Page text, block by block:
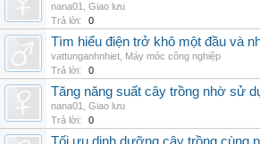
nana01
Giao lưu
Trả lời:
0
Tìm hiểu điện trở khô một đầu và
vattunganhnhiet Máy móc công nghiệp
Trả lời:
0
Tăng năng suất cây trồng nhờ sử
nana01
Giao lưu
Trả lời:
0